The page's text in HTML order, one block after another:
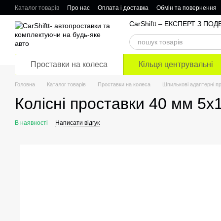
Перейти до основного контенту
Каталог товарів Про нас Оплата і доставка
Обмін та повернення
CarShiftt – ЕКСПЕРТ З
Проставки на колеса Кільця центрувальні
Головна Каталог товарів Проставки на колеса Шпилькові адаптерні
Колісні проставки 40 мм
В наявності Написати відгук